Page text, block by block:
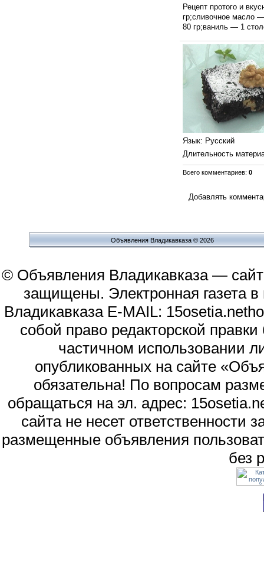
Рецепт протого и
гр;сливочное масло
80 гр;ваниль — 1
Язык: Русский
Длительность
Всего комментариев: 0
Добавлять
Объявления Владикавказа © 2026
© Объявления Владикавказа —
защищены. Электронная газета
Владикавказа E-MAIL:
собой право редакторской
частичном использовании
опубликованных на сайте
обязательна! По вопросам
обращаться на эл. адрес:
сайта не несет
размещенные объявления
без